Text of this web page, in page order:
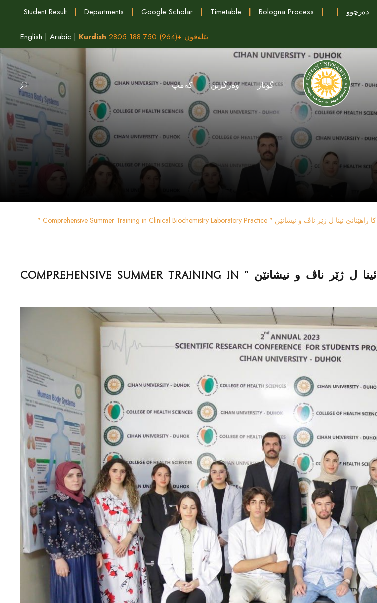
دەرچوو |
Student Result | Departments | Google Scholar | Timetable | Bologna Process
|
تێلەفون +(964) 750 188 2805
English | Arabic | Kurdish
گوتار وەرگرتن كه‌مپ
‎بەشێ کیمیا ژیانێ یا کلینیکی دوماهی ب خولەکا راهێنانێ ئینا ل ژێر ناڤ و نیشانێن " Comprehensive Summer Training in